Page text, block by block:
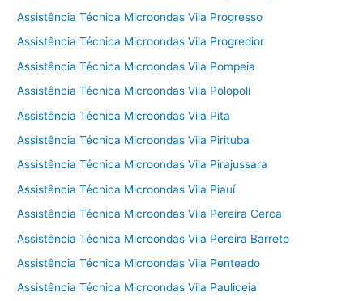
Assistência Técnica Microondas Vila Progresso
Assistência Técnica Microondas Vila Progredior
Assistência Técnica Microondas Vila Pompeia
Assistência Técnica Microondas Vila Polopoli
Assistência Técnica Microondas Vila Pita
Assistência Técnica Microondas Vila Pirituba
Assistência Técnica Microondas Vila Pirajussara
Assistência Técnica Microondas Vila Piauí
Assistência Técnica Microondas Vila Pereira Cerca
Assistência Técnica Microondas Vila Pereira Barreto
Assistência Técnica Microondas Vila Penteado
Assistência Técnica Microondas Vila Pauliceia